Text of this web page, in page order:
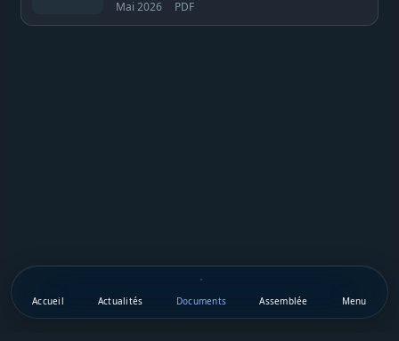
Mai 2026 PDF
Accueil Actualités Documents Assemblée Menu